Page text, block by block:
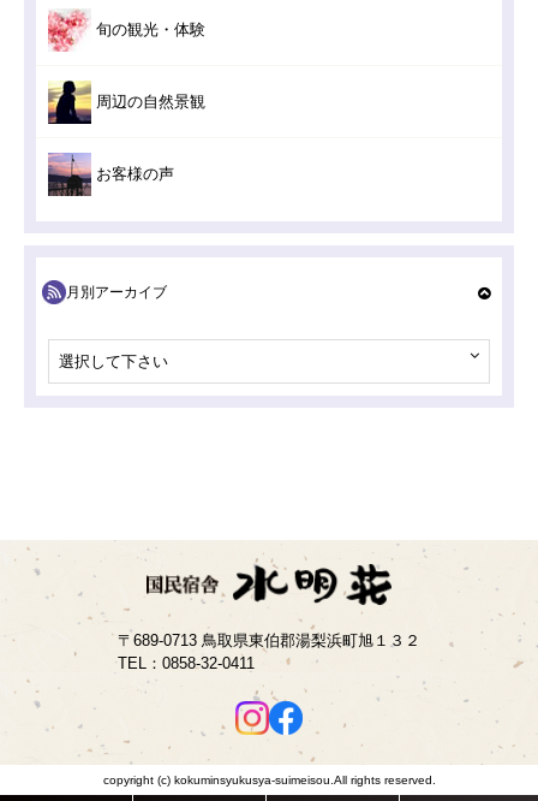
旬の観光・体験
周辺の自然景観
お客様の声
月別アーカイブ
選択して下さい
〒689-0713 鳥取県東伯郡湯梨浜町旭１３２
TEL： 0858-32-0411
copyright (c) kokuminsyukusya-suimeisou.All rights reserved.